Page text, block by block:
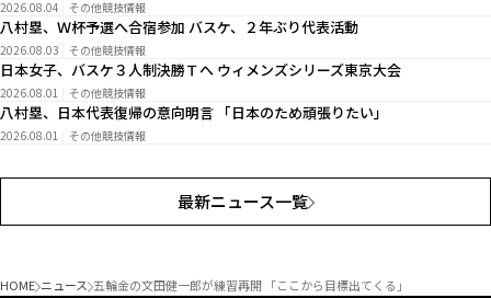
2026.08.04 その他競技情報
八村塁、Ｗ杯予選へ合宿参加 バスケ、２年ぶり代表活動
2026.08.03 その他競技情報
日本女子、バスケ３人制決勝Ｔへ ウィメンズシリーズ東京大会
2026.08.01 その他競技情報
八村塁、日本代表復帰の意向明言 「日本のため頑張りたい」
2026.08.01 その他競技情報
最新ニュース一覧
HOME ニュース 五輪金の文田健一郎が練習再開 「ここから目標出てくる」